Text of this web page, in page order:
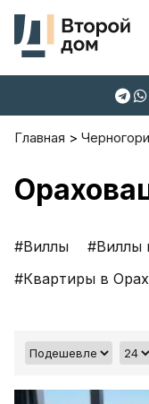
Главная
#Виллы #Виллы
#Квартиры в